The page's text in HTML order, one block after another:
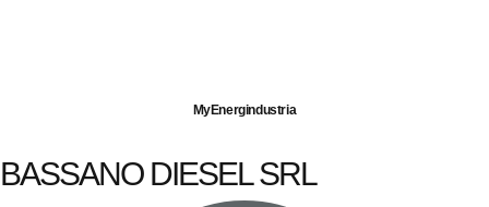
MyEnergindustria
BASSANO DIESEL SRL